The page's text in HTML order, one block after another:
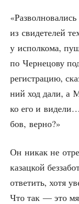
из сви­де­те­лей
у испол­ко­ма,
по Чер­не­цо­ву
реги­стра­цию,
ний ход дали, а
ко его и
бов, верно?»
Он никак не
казац­кой
отве­тить, хотя
Что так — это